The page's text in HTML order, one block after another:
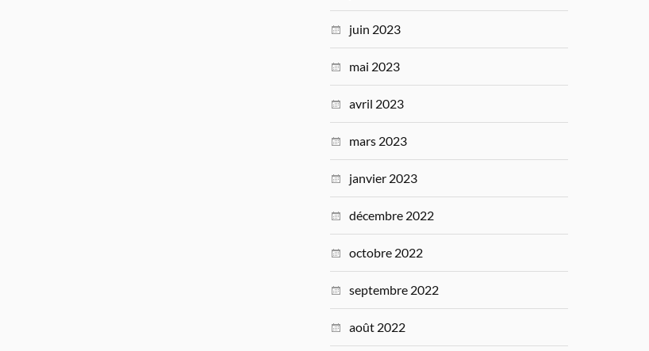
juin 2023
mai 2023
avril 2023
mars 2023
janvier 2023
décembre 2022
octobre 2022
septembre 2022
août 2022